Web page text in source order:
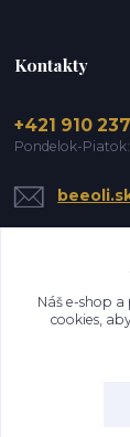
Kontakty
+421 910
Pondelok-Piatok:
Náš e-shop
cookies,